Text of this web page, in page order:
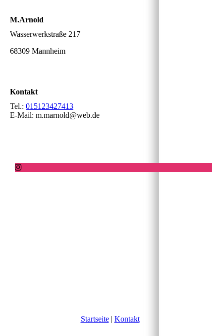
M.Arnold
Wasserwerkstraße 217
68309 Mannheim
Kontakt
Tel.: 015123427413
E-Mail: m.marnold@web.de
Startseite| Kontakt